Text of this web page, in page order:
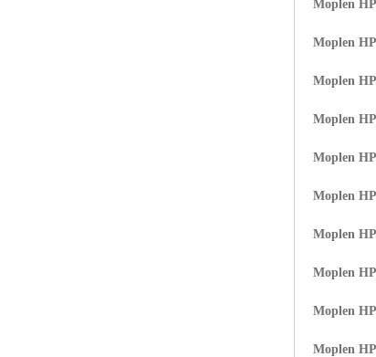
Moplen
Moplen
Moplen
Moplen
Moplen
Moplen
Moplen
Moplen
Moplen
Moplen